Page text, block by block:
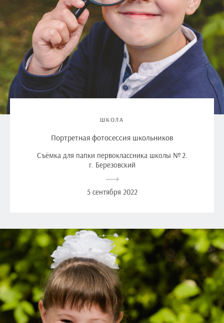
ШКОЛА
Портретная фотосессия школьников
Съёмка для папки первоклассника школы № 2.
г. Березовский
5 сентября 2022